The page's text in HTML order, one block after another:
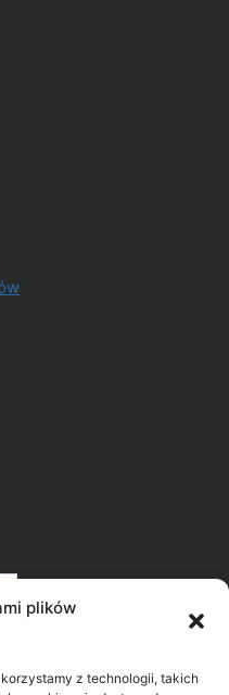
plików
z technologii, takich